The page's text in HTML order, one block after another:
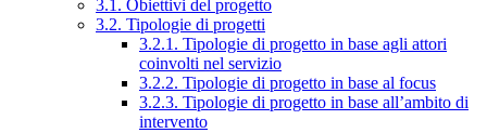
3.1. Obiettivi del progetto
3.2. Tipologie di progetti
3.2.1. Tipologie di progetto in base agli attori
coinvolti nel servizio
3.2.2. Tipologie di progetto in base al focus
3.2.3. Tipologie di progetto in base all’ambito di
intervento